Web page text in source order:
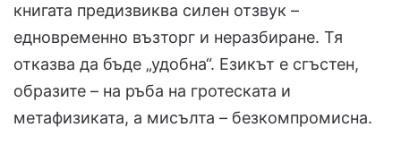
книгата предизвиква силен отзвук –
едновременно възторг и неразбиране. Тя
отказва да бъде „удобна“. Езикът е сгъстен,
образите – на ръба на гротеската и
метафизиката, а мисълта – безкомпромисна.